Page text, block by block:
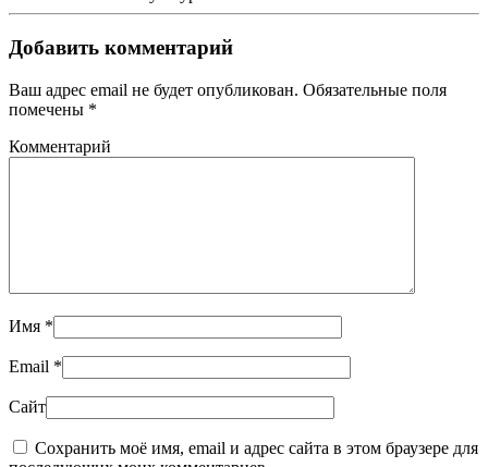
Добавить комментарий
Ваш адрес email не будет опубликован. Обязательные поля
помечены *
Комментарий
Имя *
Email *
Сайт
Сохранить моё имя, email и адрес сайта в этом браузере для